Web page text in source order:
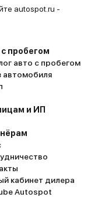
вид
то
autospot.ru -
пробегом
авто с пробегом
автомобиля
и ИП
кабинет дилера
Autospot